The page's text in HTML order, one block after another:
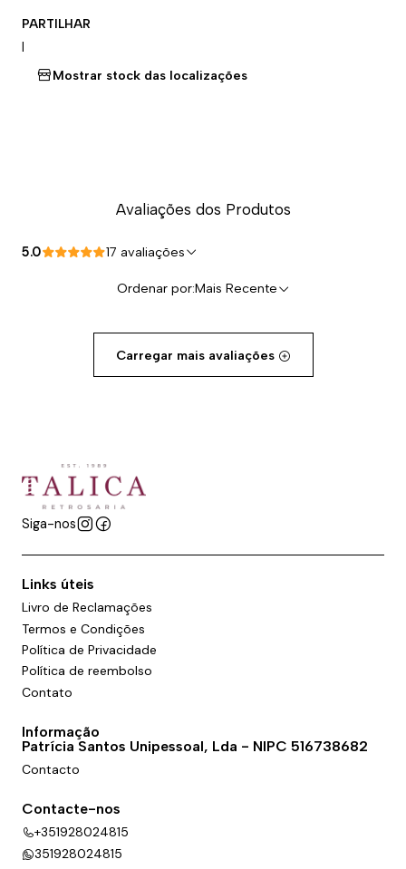
PARTILHAR
|
Mostrar stock das localizações
Avaliações dos Produtos
5.0 17 avaliações
Ordenar por:Mais Recente
Carregar mais avaliações
Siga-nos
Links úteis
Livro de Reclamações
Termos e Condições
Política de Privacidade
Política de reembolso
Contato
Informação
Patrícia Santos Unipessoal, Lda - NIPC 516738682
Contacto
Contacte-nos
+351928024815
351928024815